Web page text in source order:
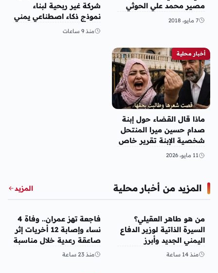
مصير محمد علي الحوثي
7 مايو، 2018
شركة غير ربحية لبناء
نموذج ذكاء اصطناعي يمني
منذ 9 ساعات
أخبار محلية
ماذا قال القضاء حول إبنة
صدام حسين ميرا المنتحل
شخصية الإبنة تقرير خاص
اليمن الغد
11 مايو، 2026
المزيد من أخبار محلية المزيد
أخبار محلية
من هو طاهر العقيلي؟
السيرة الذاتية لوزير الدفاع
اليمني الجديد وأبرز
مناصبه
منذ 14 ساعة
أخبار محلية
فاجعة تهز عمران.. وفاة 4
نساء وإصابة 12 أخريات إثر
صاعقة رعدية خلال مناسبة
اجتماعية
منذ 23 ساعة